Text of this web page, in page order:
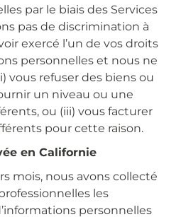
par le biais des Services
pas de discrimination à
exercé l’un de vos droits
personnelles et nous ne
vous refuser des biens ou
un niveau ou une
ou (iii) vous facturer
pour cette raison.
en Californie
mois, nous avons collecté
les
personnelles